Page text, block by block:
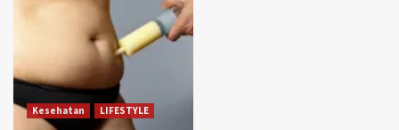
Kesehatan LIFESTYLE